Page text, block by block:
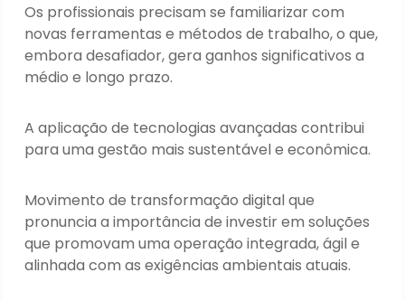
Os profissionais precisam se familiarizar com
novas ferramentas e métodos de trabalho, o que,
embora desafiador, gera ganhos significativos a
médio e longo prazo.
A aplicação de tecnologias avançadas contribui
para uma gestão mais sustentável e econômica.
Movimento de transformação digital que
pronuncia a importância de investir em soluções
que promovam uma operação integrada, ágil e
alinhada com as exigências ambientais atuais.